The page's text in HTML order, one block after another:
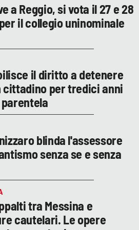
a Reggio, si vota il 27 e 28
il collegio uninominale
il diritto a detenere
cittadino per tredici anni
blinda l'assessore
senza se e senza
tra Messina e
cautelari. Le opere